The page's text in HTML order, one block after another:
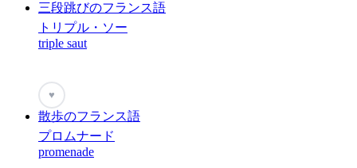
三段跳びのフランス語
トリプル・ソー
triple saut
♥
散歩のフランス語
プロムナード
promenade